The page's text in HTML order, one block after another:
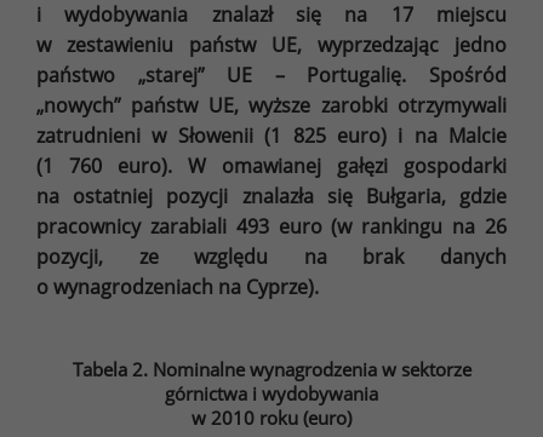
i wydobywania znalazł się na 17 miejscu
w zestawieniu państw UE, wyprzedzając jedno
państwo „starej” UE – Portugalię. Spośród
„nowych” państw UE, wyższe zarobki otrzymywali
zatrudnieni w Słowenii (1 825 euro) i na Malcie
(1 760 euro). W omawianej gałęzi gospodarki
na ostatniej pozycji znalazła się Bułgaria, gdzie
pracownicy zarabiali 493 euro (w rankingu na 26
pozycji, ze względu na brak danych
o wynagrodzeniach na Cyprze).
Tabela 2. Nominalne wynagrodzenia w sektorze
górnictwa i wydobywania
w 2010 roku (euro)